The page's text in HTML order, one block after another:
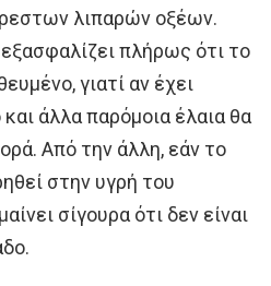
λιπαρών οξέων.
πλήρως ότι το
γιατί αν έχει
και άλλα παρόμοια έλαια θα
Από την άλλη, εάν το
στην υγρή του
σίγουρα ότι δεν είναι